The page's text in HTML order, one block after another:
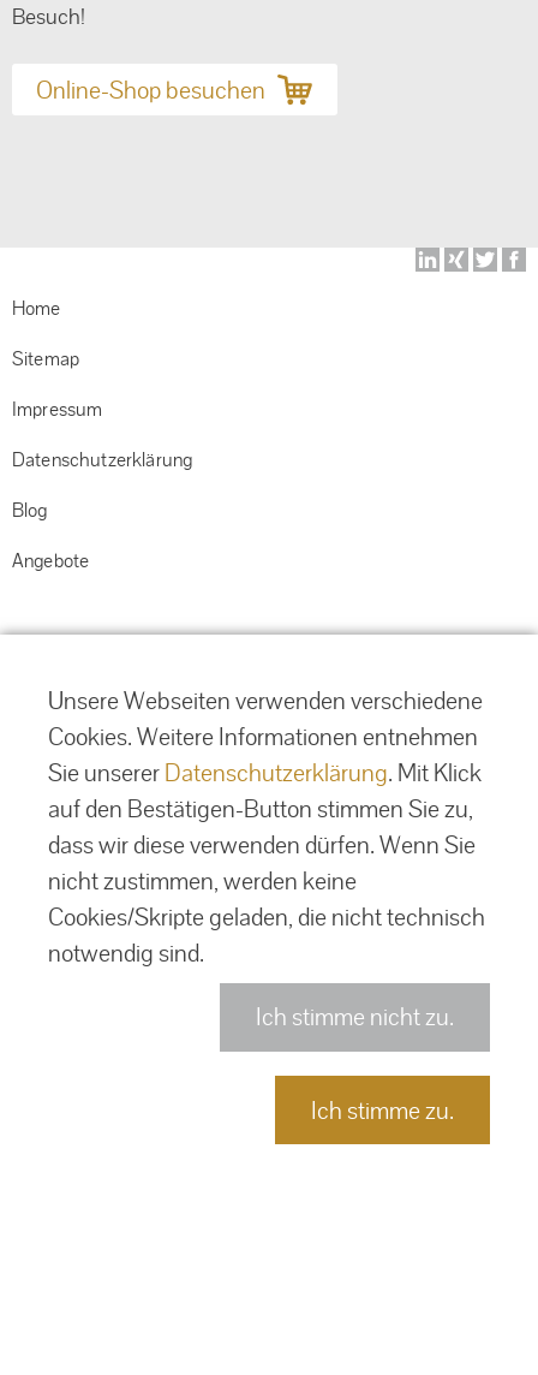
Besuch!
Online-Shop besuchen
Home
Sitemap
Impressum
Datenschutzerklärung
Blog
Angebote
Unsere Webseiten verwenden verschiedene
Cookies. Weitere Informationen entnehmen
Sie unsererDatenschutzerklärung. Mit Klick
auf den Bestätigen-Button stimmen Sie zu,
dass wir diese verwenden dürfen. Wenn Sie
nicht zustimmen, werden keine
Cookies/Skripte geladen, die nicht technisch
notwendig sind.
Ich stimme nicht zu.
Ich stimme zu.